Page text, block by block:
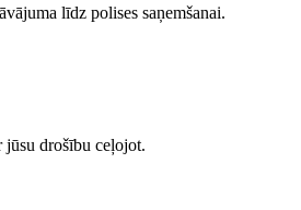
līdz polises saņemšanai.
jūsu drošību ceļojot.